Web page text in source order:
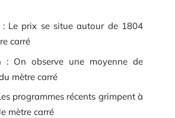
: Le prix se situe autour de 1804
carré
: On observe une moyenne de
mètre carré
programmes récents grimpent à
mètre carré